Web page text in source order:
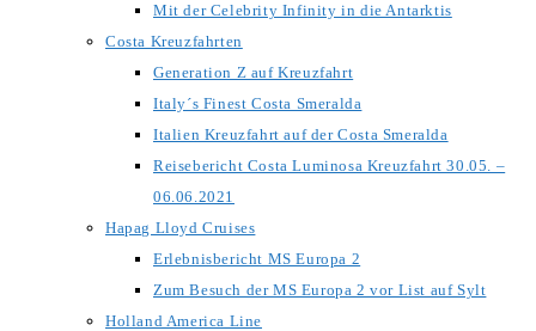
Mit der Celebrity Infinity in die Antarktis
Costa Kreuzfahrten
Generation Z auf Kreuzfahrt
Italy´s Finest Costa Smeralda
Italien Kreuzfahrt auf der Costa Smeralda
Reisebericht Costa Luminosa Kreuzfahrt 30.05. –
06.06.2021
Hapag Lloyd Cruises
Erlebnisbericht MS Europa 2
Zum Besuch der MS Europa 2 vor List auf Sylt
Holland America Line